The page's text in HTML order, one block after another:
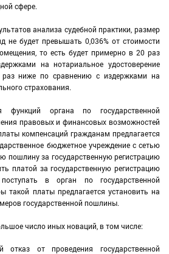
сфере.
анализа судебной практики, размер
не будет превышать 0,036% от стоимости
то есть будет примерно в 20 раз
на нотариальное удостоверение
ниже по сравнению с издержками на
страхования.
функций органа по государственной
правовых и финансовых возможностей
компенсаций гражданам предлагается
бюджетное учреждение с сетью
пошлину за государственную регистрацию
платой за государственную регистрацию
в орган по государственной
такой платы предлагается установить на
государственной пошлины.
число иных новаций, в том числе:
отказ от проведения государственной